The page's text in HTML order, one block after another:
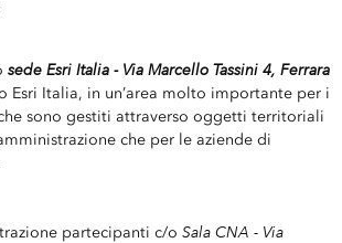
sede Esri Italia - Via Marcello Tassini 4, Ferrara
Esri Italia, in un’area molto importante per i
sono gestiti attraverso oggetti territoriali
che per le aziende di
partecipanti c/o Sala CNA - Via